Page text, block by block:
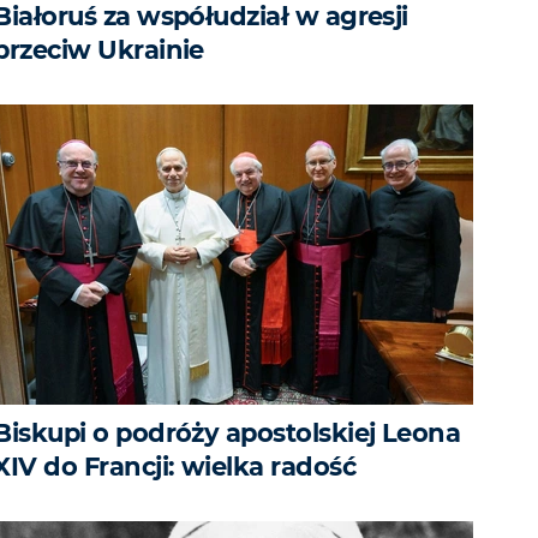
za współudział w agresji
Ukrainie
o podróży apostolskiej Leona
do Francji: wielka radość